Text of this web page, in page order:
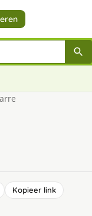
Kopieer link